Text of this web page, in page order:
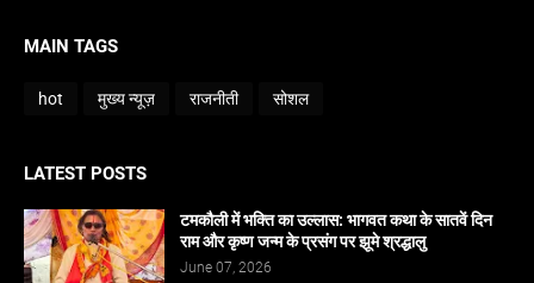
MAIN TAGS
hot मुख्य न्यूज़ राजनीती सोशल
LATEST POSTS
टमकौली में भक्ति का उल्लास: भागवत कथा के सातवें दिन
राम और कृष्ण जन्म के प्रसंग पर झूमे श्रद्धालु
June 07, 2026